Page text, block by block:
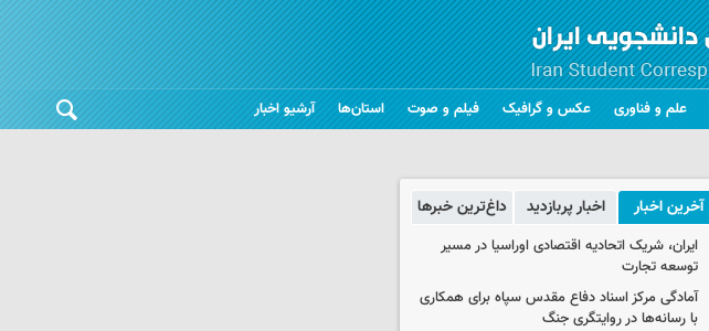
علم و فناوری عکس و گرافیک فیلم و صوت استان‌ها آرشیو اخبار
آخرین اخبار اخبار پربازدید داغ‌ترین خبرها
ایران، شریک اتحادیه اقتصادی اوراسیا در مسیر
توسعه تجارت
آمادگی مرکز اسناد دفاع مقدس سپاه برای همکاری
با رسانه‌ها در روایتگری جنگ